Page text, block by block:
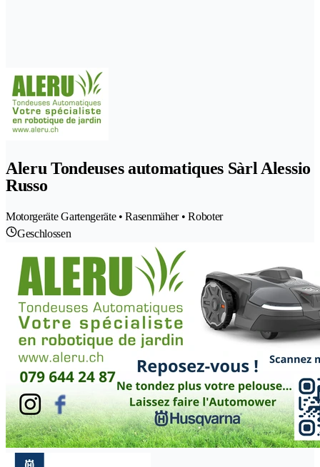
Aleru Tondeuses automatiques Sàrl Alessio
Russo
Motorgeräte Gartengeräte • Rasenmäher • Roboter
Geschlossen